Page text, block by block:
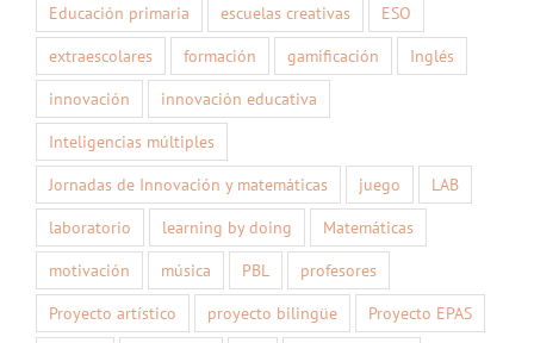
Educación primaria
escuelas creativas
ESO
extraescolares
formación gamificación
Inglés
innovación
innovación educativa
Inteligencias múltiples
Jornadas de Innovación y matemáticas
juego
LAB
laboratorio
learning by doing
Matemáticas
motivación
música PBL
profesores
Proyecto artístico
proyecto bilingüe
Proyecto EPAS